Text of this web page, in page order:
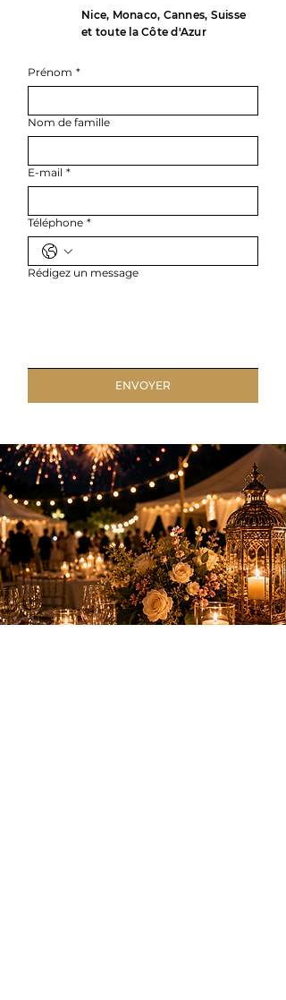
Nice, Monaco, Cannes, Suisse
et toute la Côte d'Azur
Prénom *
Nom de famille
E-mail *
Téléphone *
Rédigez un message
ENVOYER